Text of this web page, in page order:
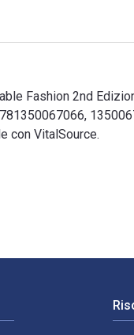
Fashion 2nd
con VitalSource.